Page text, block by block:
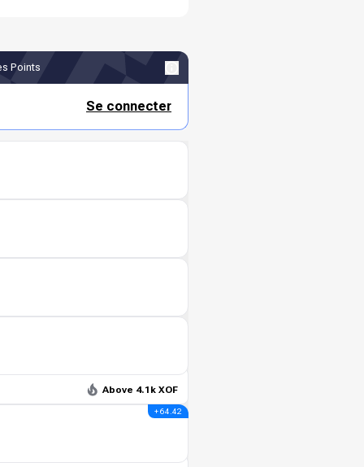
Points
Se connecter
Above 4.1k XOF
+ 64.42